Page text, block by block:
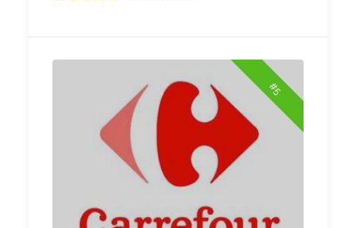
#5